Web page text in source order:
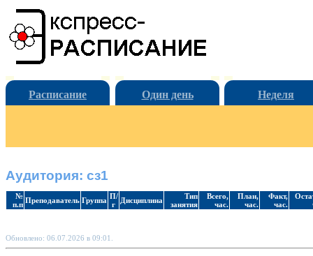
Расписание Один день Неделя
Аудитория: сз1
№
п.п Преподаватель Группа П/
г
Дисциплина
Тип
занятия
Всего,
час.
План,
час.
Факт,
час.
Обновлено: 06.07.2026 в 09:01.